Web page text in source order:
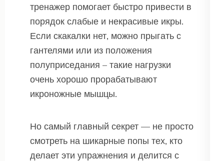
тренажер помогает быстро привести в
порядок слабые и некрасивые икры.
Если скакалки нет, можно прыгать с
гантелями или из положения
полуприседания – такие нагрузки
очень хорошо прорабатывают
икроножные мышцы.
Но самый главный секрет — не просто
смотреть на шикарные попы тех, кто
делает эти упражнения и делится с